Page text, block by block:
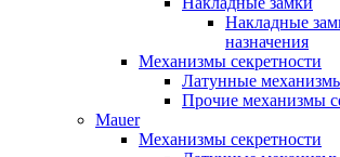
Накладные
назначения
Механизмы секретности
Латунные
Прочие механизмы
Mauer
Механизмы секретности